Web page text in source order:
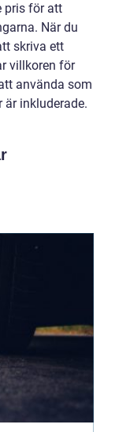
pris för att
När du
skriva ett
villkoren för
använda som
inkluderade.